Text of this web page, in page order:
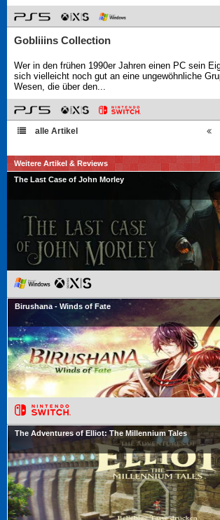
Gobliiins Collection
Wer in den frühen 1990er Jahren einen PC sein
sich vielleicht noch gut an eine ungewöhnliche
Wesen, die über den...
alle Artikel
Weitere Artikel & Reviews
The Last Case of John Morley
Birushana - Winds of Fate
The Adventures of Elliot: The Millennium Tales